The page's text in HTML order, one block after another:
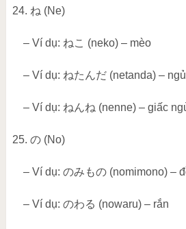
24. ね (Ne)
– Ví dụ: ねこ (neko) – mèo
– Ví dụ: ねたんだ(netanda) –
– Ví dụ: ねんね (nenne) – giấc
25. の(No)
– Ví dụ: のみもの(nomimono) –
– Ví dụ: のわる (nowaru) – rắn